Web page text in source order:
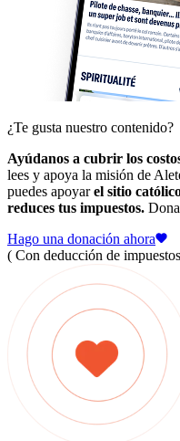
¿Te gusta nuestro contenido?
Ayúdanos a cubrir los
lees y apoya la misión de
puedes apoyarel sitio
reduces tus impuestos.
Hago una donación ahora
( Con deducción de